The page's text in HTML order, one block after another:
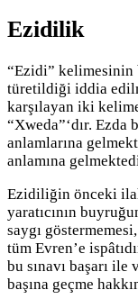
Ezidilik
“Ezidi” kelimesinin
türetildiği iddia
karşılayan iki
“Xweda”‘dır. Ezda
anlamlarına
anlamına
Ezidiliğin önceki
yaratıcının
saygı
tüm Evren’e
bu sınavı başarı
başına geçme